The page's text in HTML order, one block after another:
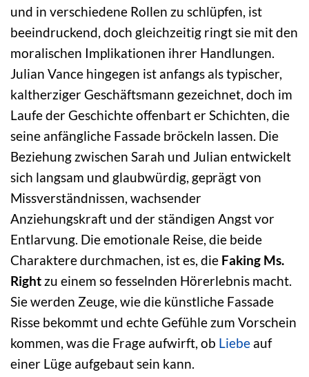
und in verschiedene Rollen zu schlüpfen, ist
beeindruckend, doch gleichzeitig ringt sie mit den
moralischen Implikationen ihrer Handlungen.
Julian Vance hingegen ist anfangs als typischer,
kaltherziger Geschäftsmann gezeichnet, doch im
Laufe der Geschichte offenbart er Schichten, die
seine anfängliche Fassade bröckeln lassen. Die
Beziehung zwischen Sarah und Julian entwickelt
sich langsam und glaubwürdig, geprägt von
Missverständnissen, wachsender
Anziehungskraft und der ständigen Angst vor
Entlarvung. Die emotionale Reise, die beide
Charaktere durchmachen, ist es, die Faking Ms.
Right zu einem so fesselnden Hörerlebnis macht.
Sie werden Zeuge, wie die künstliche Fassade
Risse bekommt und echte Gefühle zum Vorschein
kommen, was die Frage aufwirft, ob Liebe auf
einer Lüge aufgebaut sein kann.